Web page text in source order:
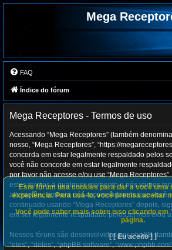
Mega
FAQ
Índice do fórum
Mega Receptores - Termos de uso
Acessando “Mega Receptores” (também
nosso, “Mega Receptores”, “https://
concorda em estar legalmente respaldado pelos
você não concorde em estar legalmente
por favor não acesse e/ou use “Mega
estes termos a qualquer momento e nós vamos
alterações, embora nós recomendamos que você
continuado usando “Mega Receptores” depois,
em ser legalmente respaldado pelos termos e/ou
Nossos fóruns são desenvolvidos por phpBB
“eles”, “deles”, “phpBB software”,
Este fórum usa cookies para dar a você uma
experiência. Para usá-lo, você precisa aceitar
Você pode saber mais sobre isso clicando em
página.
[ [ Eu aceito ] ]